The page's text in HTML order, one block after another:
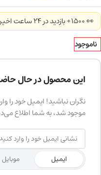
👀 1500+ بازدید در ۲۴ ساعت اخیر
ناموجود
این محصول در حال
نگران نباشید! ایمیل خود را
موجود شد، به شما اطلاع
ایمیل موبایل